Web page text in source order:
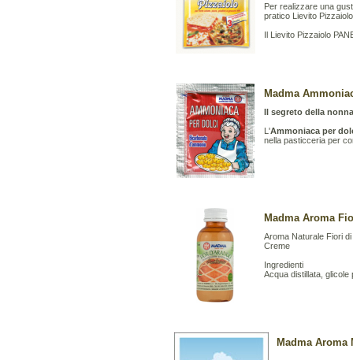
Per realizzare una
pratico Lievito
Il Lievito Pizzaiolo
Madma
Il segreto della
L'Ammoniaca per
nella pasticceria per
Madma Aroma
Aroma Naturale Fiori
Creme
Ingredienti
Acqua distillata,
Madma Aroma